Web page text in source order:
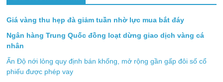
Giá vàng thu hẹp đà giảm tuần nhờ lực mua bắt đáy
Ngân hàng Trung Quốc đồng loạt dừng giao dịch vàng cá
nhân
Ấn Độ nới lỏng quy định bán khống, mở rộng gần gấp đôi số cổ
phiếu được phép vay